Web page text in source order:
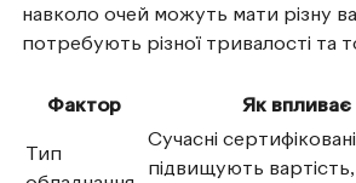
навколо очей можуть мати різну
потребують різної тривалості та
Фактор Як впливає
Тип
Сучасні
підвищують